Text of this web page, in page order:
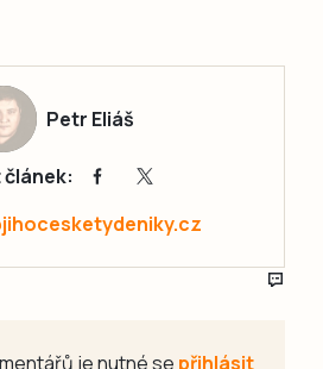
Petr Eliáš
je nutné se přihlásit